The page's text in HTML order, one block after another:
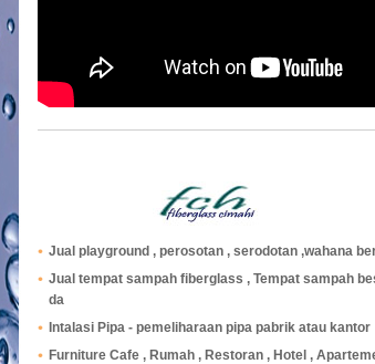
Jual playground , perosotan , serodotan ,wahana
Jual tempat sampah fiberglass , Tempat sampah
da
Intalasi Pipa - pemeliharaan pipa pabrik atau kantor
Furniture Cafe , Rumah , Restoran , Hotel ,